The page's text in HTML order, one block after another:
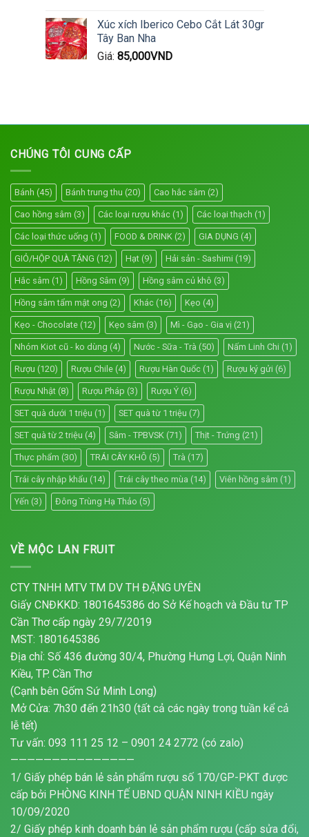
Xúc xích Iberico Cebo Cắt Lát 30gr
Tây Ban Nha
Giá: 85,000VND
CHÚNG TÔI CUNG CẤP
Bánh (45) Bánh trung thu (20) Cao hắc sâm (2)
Cao hồng sâm (3) Các loại rượu khác (1) Các loại thạch (1)
Các loại thức uống (1) FOOD & DRINK (2) GIA DỤNG (4)
GIỎ/HỘP QUÀ TẶNG (12) Hạt (9) Hải sản - Sashimi (19)
Hắc sâm (1) Hồng Sâm (9) Hồng sâm củ khô (3)
Hồng sâm tẩm mật ong (2) Khác (16) Kẹo (4)
Kẹo - Chocolate (12) Kẹo sâm (3) Mì - Gạo - Gia vị (21)
Nhóm Kiot cũ - ko dùng (4) Nước - Sữa - Trà (50) Nấm Linh Chi (1)
Rượu (120) Rượu Chile (4) Rượu Hàn Quốc (1) Rượu ký gửi (6)
Rượu Nhật (8) Rượu Pháp (3) Rượu Ý (6)
SET quà dưới 1 triệu (1) SET quà từ 1 triệu (7)
SET quà từ 2 triệu (4) Sâm - TPBVSK (71) Thịt - Trứng (21)
Thực phẩm (30) TRÁI CÂY KHÔ (5) Trà (17)
Trái cây nhập khẩu (14) Trái cây theo mùa (14) Viên hồng sâm (1)
Yến (3) Đông Trùng Hạ Thảo (5)
VỀ MỘC LAN FRUIT
CTY TNHH MTV TM DV TH ĐẶNG UYÊN
Giấy CNĐKKD: 1801645386 do Sở Kế hoạch và Đầu tư TP
Cần Thơ cấp ngày 29/7/2019
MST: 1801645386
Địa chỉ: Số 436 đường 30/4, Phường Hưng Lợi, Quận Ninh
Kiều, TP. Cần Thơ
(Cạnh bên Gốm Sứ Minh Long)
Mở Cửa: 7h30 đến 21h30 (tất cả các ngày trong tuần kể cả
lễ tết)
Tư vấn: 093 111 25 12 – 0901 24 2772 (có zalo)
———————————————
1/ Giấy phép bán lẻ sản phẩm rượu số 170/GP-PKT được
cấp bởi PHÒNG KINH TẾ UBND QUẬN NINH KIỀU ngày
10/09/2020
2/ Giấy phép kinh doanh bán lẻ sản phẩm rượu (cấp sửa đổi,